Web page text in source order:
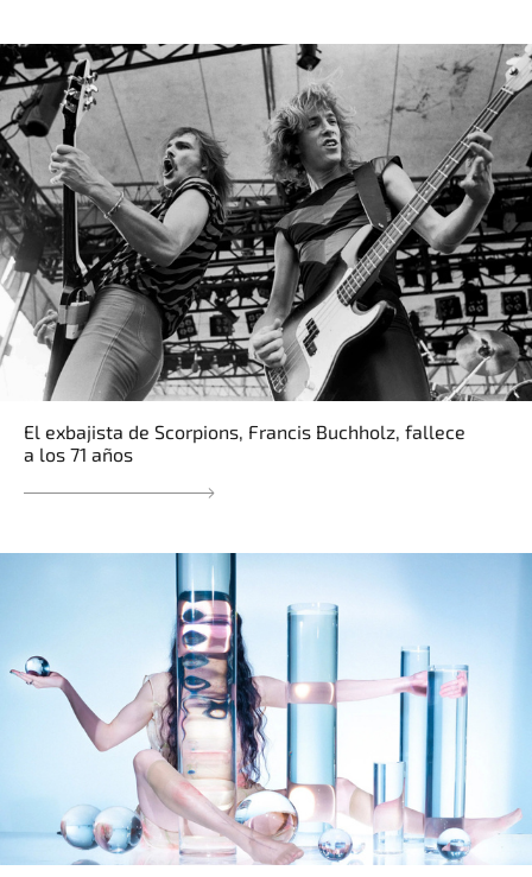
El exbajista de Scorpions, Francis Buchholz, fallece
a los 71 años